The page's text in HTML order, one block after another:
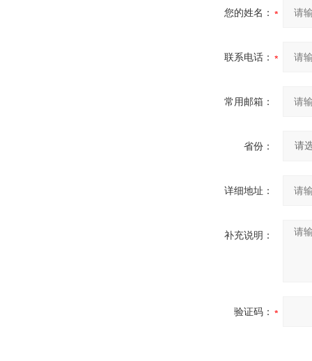
您的姓名：
联系电话：
常用邮箱：
省份：
详细地址：
补充说明：
验证码：